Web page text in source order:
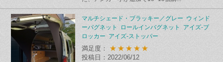
マルチシェード・ブラッキー／グレー ウィンド
ーバグネット ロールインバグネット アイズ-ブ
ロッカー アイズ-ストッパー
満足度： ★★★★★
投稿日：2022/06/12